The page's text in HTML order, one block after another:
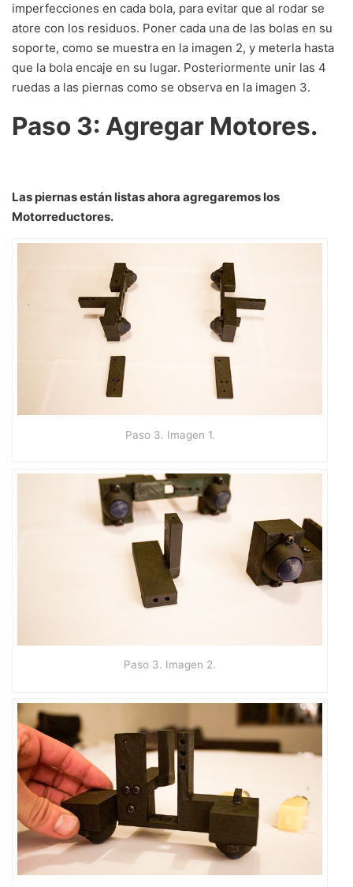
imperfecciones en cada bola, para evitar que al rodar se
atore con los residuos. Poner cada una de las bolas en su
soporte, como se muestra en la imagen 2, y meterla hasta
que la bola encaje en su lugar. Posteriormente unir las 4
ruedas a las piernas como se observa en la imagen 3.
Paso 3: Agregar Motores.
Las piernas están listas ahora agregaremos los
Motorreductores.
Paso 3. Imagen 1.
Paso 3. Imagen 2.